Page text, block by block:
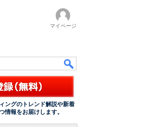
マイページ
ングのトレンド解説や新着
情報をお届けします。